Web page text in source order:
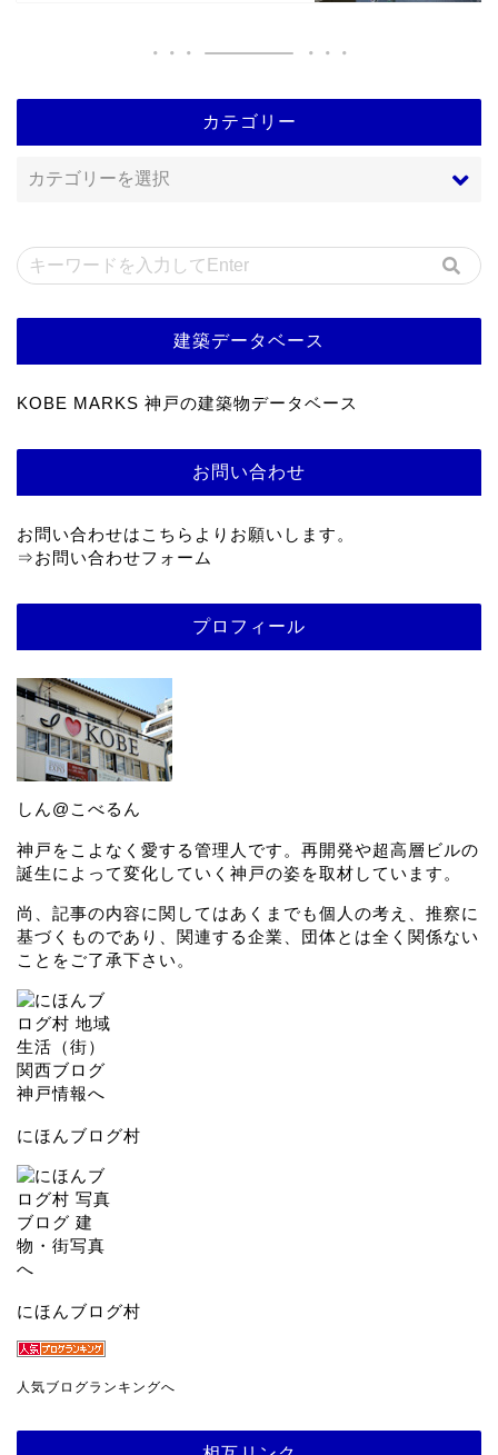
カテゴリー
建築データベース
KOBE MARKS 神戸の建築物データベース
お問い合わせ
お問い合わせはこちらよりお願いします。
⇒お問い合わせフォーム
プロフィール
しん@こべるん
神戸をこよなく愛する管理人です。再開発や超高層ビルの
誕生によって変化していく神戸の姿を取材しています。
尚、記事の内容に関してはあくまでも個人の考え、推察に
基づくものであり、関連する企業、団体とは全く関係ない
ことをご了承下さい。
にほんブログ村
にほんブログ村
人気ブログランキングへ